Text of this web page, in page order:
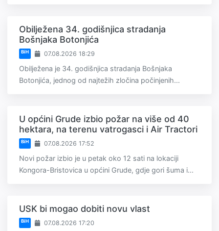
Obilježena 34. godišnjica stradanja
Bošnjaka Botonjića
BiH 07.08.2026 18:29
Obilježena je 34. godišnjica stradanja Bošnjaka
Botonjića, jednog od najtežih zločina počinjenih...
U općini Grude izbio požar na više od 40
hektara, na terenu vatrogasci i Air Tractori
BiH 07.08.2026 17:52
Novi požar izbio je u petak oko 12 sati na lokaciji
Kongora-Bristovica u općini Grude, gdje gori šuma i...
USK bi mogao dobiti novu vlast
BiH 07.08.2026 17:20